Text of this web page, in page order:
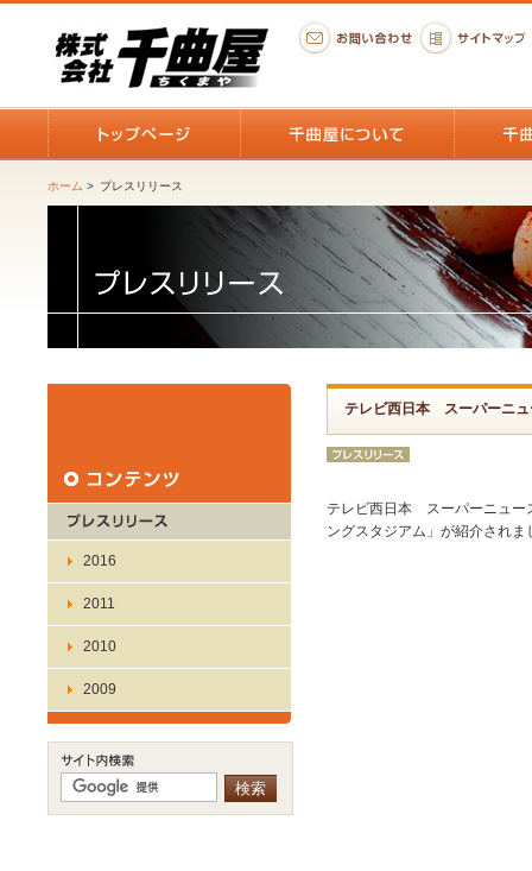
ホーム > プレスリリース
2016
2011
2010
2009
テレビ西日本 スーパーニ
テレビ西日本 スーパーニュ
ングスタジアム」が紹介されま